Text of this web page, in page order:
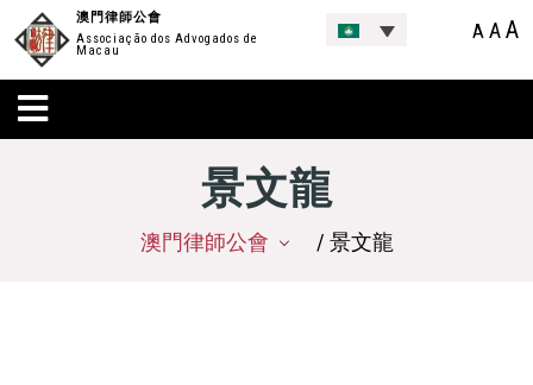
澳門律師公會
Associação dos Advogados de
Macau
A AA
景文龍
澳門律師公會 / 景文龍